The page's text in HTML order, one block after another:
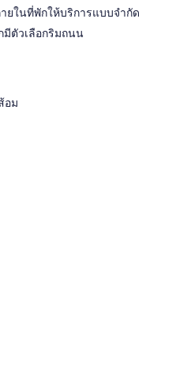
ยในที่พักให้บริการแบบจำกัด
ตัวเลือกริมถนน
อม